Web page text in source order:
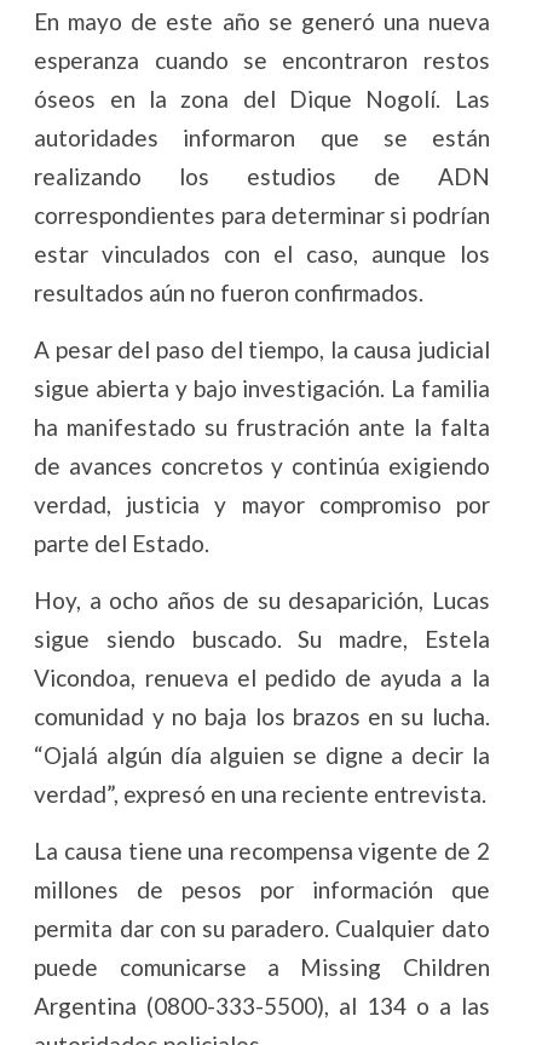
En mayo de este año se generó una nueva
esperanza cuando se encontraron restos
óseos en la zona del Dique Nogolí. Las
autoridades informaron que se están
realizando los estudios de ADN
correspondientes para determinar si podrían
estar vinculados con el caso, aunque los
resultados aún no fueron confirmados.
A pesar del paso del tiempo, la causa judicial
sigue abierta y bajo investigación. La familia
ha manifestado su frustración ante la falta
de avances concretos y continúa exigiendo
verdad, justicia y mayor compromiso por
parte del Estado.
Hoy, a ocho años de su desaparición, Lucas
sigue siendo buscado. Su madre, Estela
Vicondoa, renueva el pedido de ayuda a la
comunidad y no baja los brazos en su lucha.
“Ojalá algún día alguien se digne a decir la
verdad”, expresó en una reciente entrevista.
La causa tiene una recompensa vigente de 2
millones de pesos por información que
permita dar con su paradero. Cualquier dato
puede comunicarse a Missing Children
Argentina (0800-333-5500), al 134 o a las